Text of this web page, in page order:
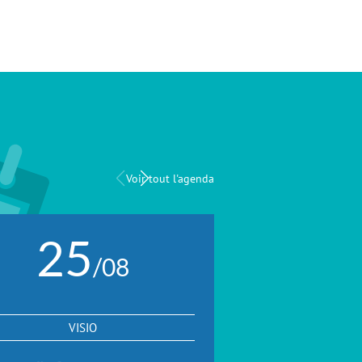
Voir tout l'agenda
25/08
VISIO